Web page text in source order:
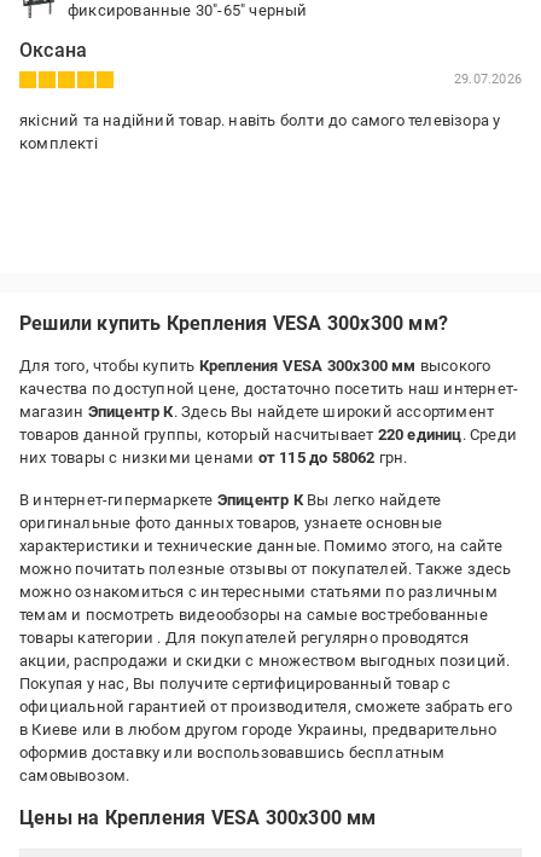
фиксированные 30"-65" черный
Оксана
29.07.2026
якісний та надійний товар. навіть болти до самого телевізора у
комплекті
Решили купить Крепления VESA 300x300 мм?
Для того, чтобы купить Крепления VESA 300x300 мм высокого
качества по доступной цене, достаточно посетить наш интернет-
магазин Эпицентр К. Здесь Вы найдете широкий ассортимент
товаров данной группы, который насчитывает 220 единиц. Среди
них товары с низкими ценами от 115 до 58062 грн.
В интернет-гипермаркете Эпицентр КВы легко найдете
оригинальные фото данных товаров, узнаете основные
характеристики и технические данные. Помимо этого, на сайте
можно почитать полезные отзывы от покупателей. Также здесь
можно ознакомиться с интересными статьями по различным
темам и посмотреть видеообзоры на самые востребованные
товары категории . Для покупателей регулярно проводятся
акции, распродажи и скидки с множеством выгодных позиций.
Покупая у нас, Вы получите сертифицированный товар с
официальной гарантией от производителя, сможете забрать его
в Киеве или в любом другом городе Украины, предварительно
оформив доставку или воспользовавшись бесплатным
самовывозом.
Цены на Крепления VESA 300x300 мм